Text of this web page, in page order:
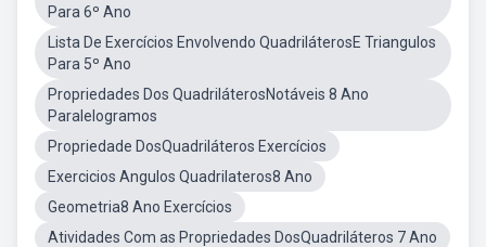
Para 6º Ano
Lista De Exercícios Envolvendo QuadriláterosE Triangulos
Para 5º Ano
Propriedades Dos QuadriláterosNotáveis 8 Ano
Paralelogramos
Propriedade DosQuadriláteros Exercícios
Exercicios Angulos Quadrilateros8 Ano
Geometria8 Ano Exercícios
Atividades Com as Propriedades DosQuadriláteros 7 Ano